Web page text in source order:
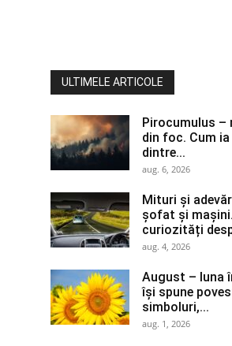
ULTIMELE ARTICOLE
Pirocumulus –
din foc. Cum
dintre...
aug. 6, 2026
Mituri și
șofat și
curiozități
aug. 4, 2026
August – luna
își spune
simboluri,...
aug. 1, 2026